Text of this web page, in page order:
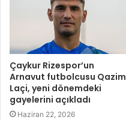
Çaykur Rizespor’un
Arnavut futbolcusu Qazim
Laçi, yeni dönemdeki
gayelerini açıkladı
Haziran 22, 2026